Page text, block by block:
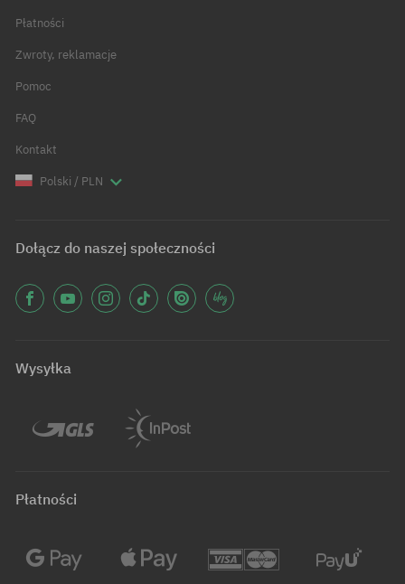
Płatności
Zwroty, reklamacje
Pomoc
FAQ
Kontakt
Polski / PLN
Dołącz do naszej społeczności
Wysyłka
Płatności